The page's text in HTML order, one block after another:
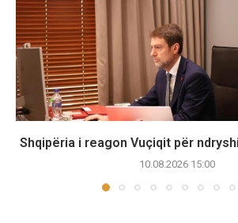
Shqipëria i reagon Vuçiqit për
10.08.2026 15:00